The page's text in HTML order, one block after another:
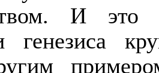
И это
генезиса